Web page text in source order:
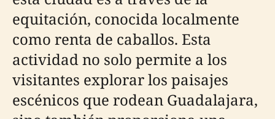
equitación, conocida localmente
como renta de caballos. Esta
actividad no solo permite a los
visitantes explorar los paisajes
escénicos que rodean Guadalajara,